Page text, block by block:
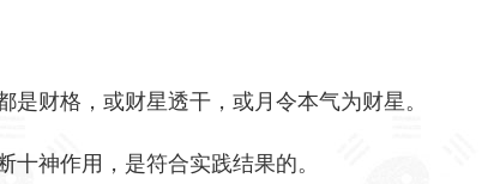
财格，或财星透干，或月令本气为财星。
神作用，是符合实践结果的。